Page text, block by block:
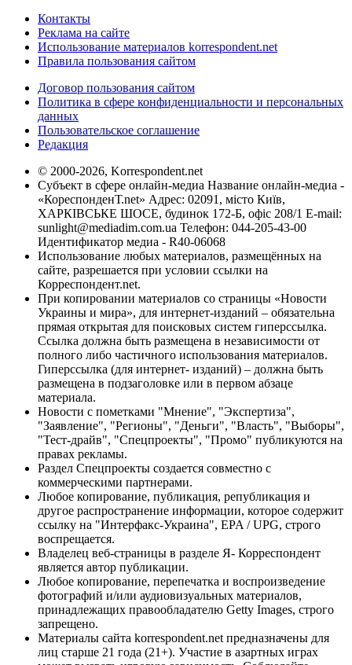
Контакты
Реклама на сайте
Использование материалов korrespondent.net
Правила пользования сайтом
Договор пользования сайтом
Политика в сфере конфиденциальности и персональных
данных
Пользовательское соглашение
Редакция
© 2000-2026, Korrespondent.net
Субъект в сфере онлайн-медиа Название онлайн-медиа -
«КореспонденТ.net» Адрес: 02091, місто Київ,
ХАРКІВСЬКЕ ШОСЕ, будинок 172-Б, офіс 208/1 E-mail:
sunlight@mediadim.com.ua Телефон: 044-205-43-00
Идентификатор медиа - R40-06068
Использование любых материалов, размещённых на
сайте, разрешается при условии ссылки на
Корреспондент.net.
При копировании материалов со страницы «Новости
Украины и мира», для интернет-изданий – обязательна
прямая открытая для поисковых систем гиперссылка.
Ссылка должна быть размещена в независимости от
полного либо частичного использования материалов.
Гиперссылка (для интернет- изданий) – должна быть
размещена в подзаголовке или в первом абзаце
материала.
Новости с пометками "Мнение", "Экспертиза",
"Заявление", "Регионы", "Деньги", "Власть", "Выборы",
"Тест-драйв", "Спецпроекты", "Промо" публикуются на
правах рекламы.
Раздел Спецпроекты создается совместно с
коммерческими партнерами.
Любое копирование, публикация, републикация и
другое распространение информации, которое содержит
ссылку на "Интерфакс-Украина", EPA / UPG, строго
воспрещается.
Владелец веб-страницы в разделе Я- Корреспондент
является автор публикации.
Любое копирование, перепечатка и воспроизведение
фотографий и/или аудиовизуальных материалов,
принадлежащих правообладателю Getty Images, строго
запрещено.
Материалы сайта korrespondent.net предназначены для
лиц старше 21 года (21+). Участие в азартных играх